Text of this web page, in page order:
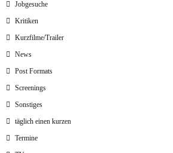
Jobgesuche
Kritiken
Kurzfilme/Trailer
News
Post Formats
Screenings
Sonstiges
täglich einen kurzen
Termine